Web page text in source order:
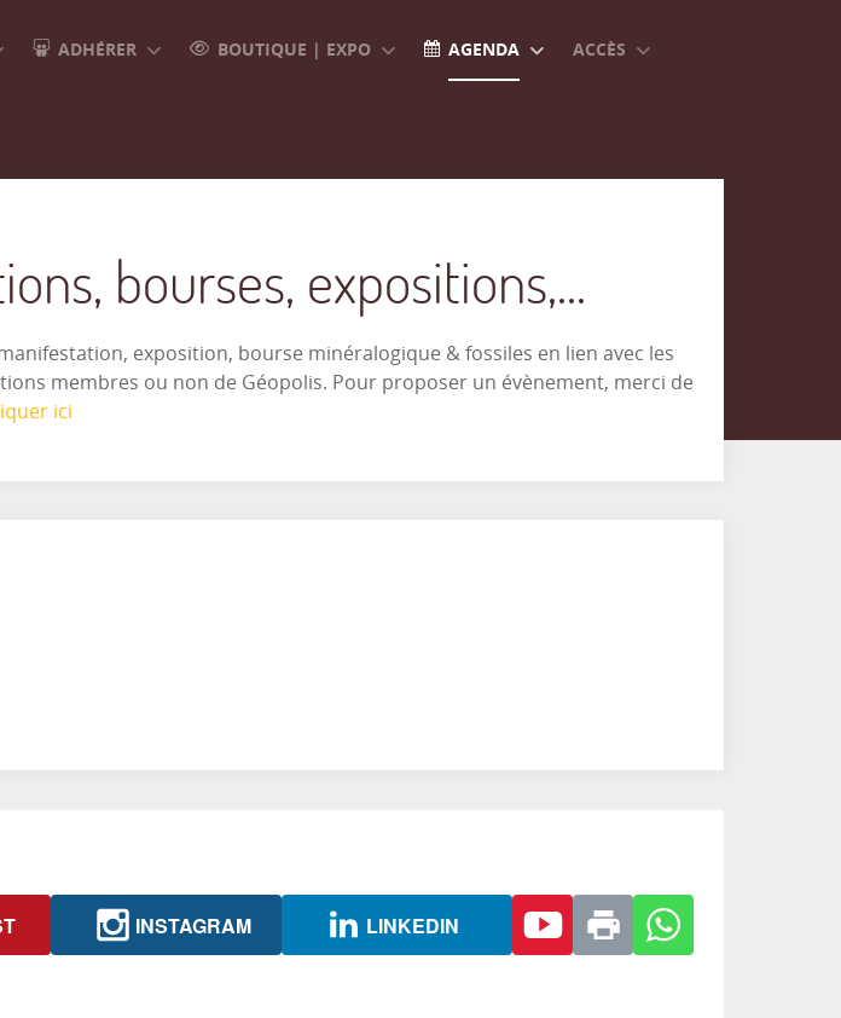
ADHÉRER BOUTIQUE | EXPO AGENDA ACCÈS
bourses, expositions,...
exposition, bourse minéralogique & fossiles en lien avec les
membres ou non de Géopolis. Pour proposer un évènement, merci de
ici
INSTAGRAM LINKEDIN